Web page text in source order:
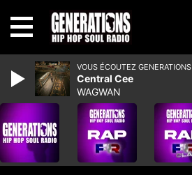
VOUS ÉCOUTEZ GENERATIONS
Central Cee
WAGWAN